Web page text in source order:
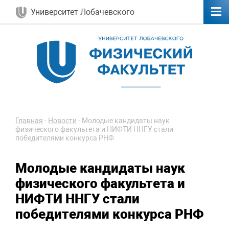
Университет Лобачевского
Главная - Новости - Молодые кандидаты наук
физического факультета и НИФТИ ННГУ стали
победителями конкурса РНФ
Молодые кандидаты наук
физического факультета и
НИФТИ ННГУ стали
победителями конкурса РНФ